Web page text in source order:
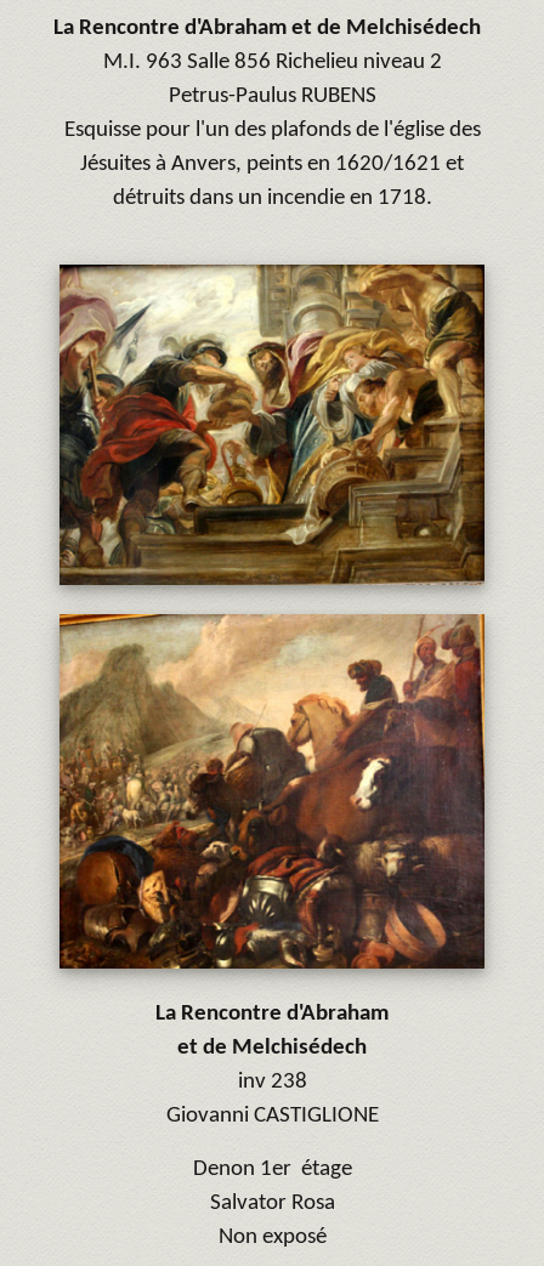
La Rencontre d'Abraham et de Melchisédech
M.I. 963 Salle 856 Richelieu niveau 2
Petrus-Paulus RUBENS
Esquisse pour l'un des plafonds de l'église des
Jésuites à Anvers, peints en 1620/1621 et
détruits dans un incendie en 1718.
La Rencontre d'Abraham
et de Melchisédech
inv 238
Giovanni CASTIGLIONE
Denon 1er étage
Salvator Rosa
Non exposé